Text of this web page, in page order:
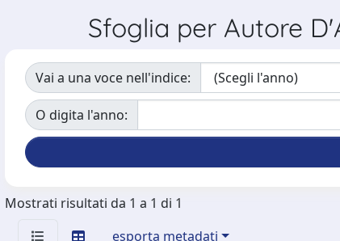
Sfoglia per Autore
Vai a una voce nell'indice:
O digita l'anno:
Mostrati risultati da 1 a 1 di 1
esporta metadati